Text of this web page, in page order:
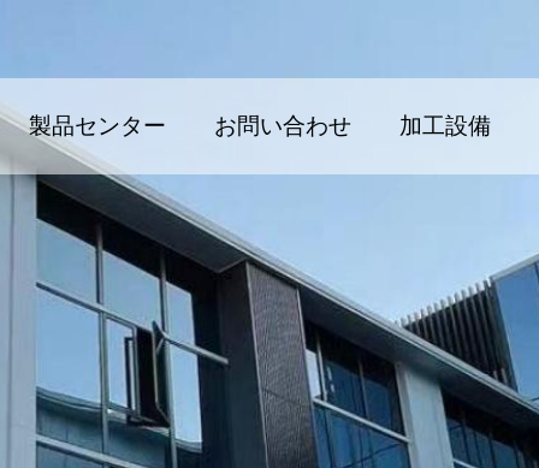
製品センター お問い合わせ 加工設備